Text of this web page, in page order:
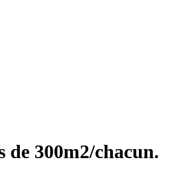
300m2/chacun.